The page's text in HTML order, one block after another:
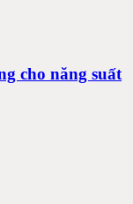
cho năng suất